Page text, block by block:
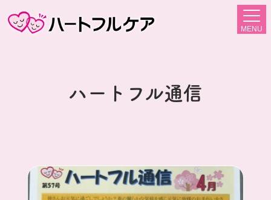
MENU
ハートフル通信